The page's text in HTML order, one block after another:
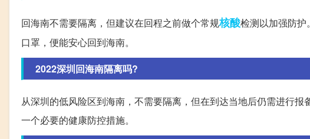
回海南不需要隔离，但建议在回程之前做个常规核酸检测以加强防
口罩，便能安心回到海南。
2022深圳回海南隔离吗?
从深圳的低风险区到海南，不需要隔离，但在到达当地后仍需进行
一个必要的健康防控措施。